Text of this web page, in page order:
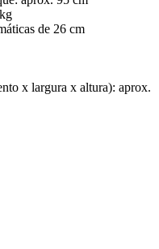
de 26 cm
x largura x altura): aprox.